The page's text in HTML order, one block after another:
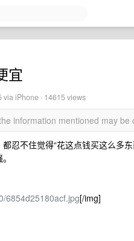
宜
via iPhone · 14615 views
information mentioned may be
忍不住觉得“花这点钱买这么多东
6854d25180acf.jpg[/img]